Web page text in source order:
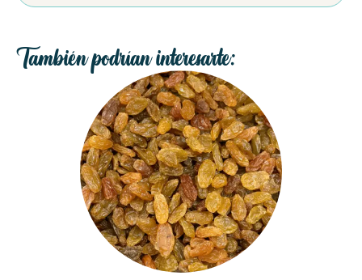
También podrían interesarte: